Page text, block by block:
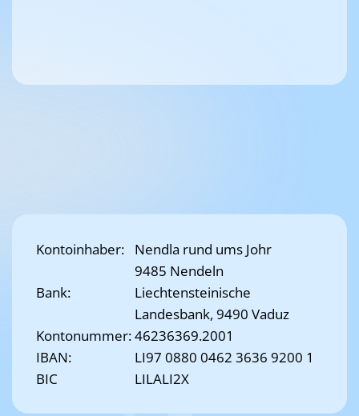
Kontoinhaber:
Nendla rund ums Johr
9485 Nendeln
Bank:
Liechtensteinische
Landesbank, 9490 Vaduz
Kontonummer:46236369.2001
IBAN:
LI97 0880 0462 3636 9200 1
BIC
LILALI2X